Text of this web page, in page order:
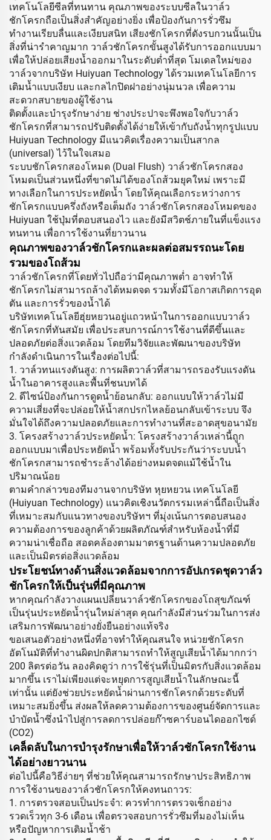
เทคโนโลยีซีลที่ทนทาน คุณภาพของระบบซีลในวาล์ว
ชักโครกถือเป็นสิ่งสำคัญอย่างยิ่ง เพื่อป้องกันการรั่วซึม
ทำงานเรียบลื่นและเงียบสนิท เสียงชักโครกที่ดังรบกวนนั้นเป็น
สิ่งที่น่ารำคาญมาก วาล์วชักโครกขั้นสูงได้รับการออกแบบมา
เพื่อให้ปล่อยเสียงน้ำออกมาในระดับต่ำที่สุด โมเดลใหม่ของ
วาล์วจากบริษัท Huiyuan Technology ได้รวมเทคโนโลยีการ
เติมน้ำแบบเงียบ และกลไกปิดฝาอย่างนุ่มนวล เพื่อความ
สะดวกสบายของผู้ใช้งาน
ติดตั้งและบำรุงรักษาง่าย ช่างประปาจะพึงพอใจกับวาล์ว
ชักโครกที่สามารถปรับติดตั้งได้ง่ายให้เข้ากับถังน้ำทุกรูปแบบ
Huiyuan Technology มีแนวคิดเรื่องความเป็นสากล
(universal) ไว้ในใจเสมอ
ระบบชักโครกสองโหมด (Dual Flush) วาล์วชักโครกสอง
โหมดเป็นส่วนหนึ่งที่ขาดไม่ได้ของโถส้วมยุคใหม่ เพราะมี
ทางเลือกในการประหยัดน้ำ โดยให้คุณเลือกระหว่างการ
ชักโครกแบบครึ่งถังหรือเต็มถัง วาล์วชักโครกสองโหมดของ
Huiyuan ใช้ปุ่มที่ตอบสนองไว และยังมีสวิตช์ภายในที่แข็งแรง
ทนทาน เพื่อการใช้งานที่ยาวนาน
คุณภาพของวาล์วชักโครกและผลต่อสมรรถนะโดย
รวมของโถส้วม
วาล์วชักโครกที่โดยทั่วไปถือว่ามีคุณภาพต่ำ อาจทำให้
ชักโครกไม่สามารถล้างได้หมดจด รวมทั้งมีโอกาสเกิดการอุด
ตัน และการรั่วของน้ำได้
บริษัทเทคโนโลยีฮุ่ยหยวนอยู่แถวหน้าในการออกแบบวาล์ว
ชักโครกที่ทันสมัย เพื่อประสบการณ์การใช้งานที่ดีขึ้นและ
ปลอดภัยต่อสิ่งแวดล้อม โดยทีมวิจัยและพัฒนาของบริษัท
กำลังดำเนินการในเรื่องต่อไปนี้:
1. วาล์วทนแรงดันสูง: การผลิตวาล์วที่สามารถรองรับแรงดัน
น้ำในอาคารสูงและพื้นที่ชนบทได้
2. ดีไซน์ป้องกันการดูดน้ำย้อนกลับ: ออกแบบให้วาล์วไม่มี
ความเสี่ยงที่จะปล่อยให้น้ำสกปรกไหลย้อนกลับเข้าระบบ จึง
มั่นใจได้ถึงความปลอดภัยและการทำงานที่สะอาดสุขอนามัย
3. โครงสร้างวาล์วประหยัดน้ำ: โครงสร้างวาล์วเหล่านี้ถูก
ออกแบบมาเพื่อประหยัดน้ำ พร้อมทั้งรับประกันว่าระบบน้ำ
ชักโครกสามารถชำระล้างได้อย่างหมดจดแม้ใช้น้ำใน
ปริมาณน้อย
ตามคำกล่าวของทีมงานจากบริษัท หุยหยวน เทคโนโลยี
(Huiyuan Technology) แนวคิดเชิงนวัตกรรมเหล่านี้ถือเป็นสิ่ง
ที่เหมาะสมกับแนวทางของบริษัทฯ ที่มุ่งเน้นการตอบสนอง
ความต้องการของลูกค้าด้วยผลิตภัณฑ์สำหรับห้องน้ำที่มี
ความน่าเชื่อถือ สอดคล้องตามมาตรฐานด้านความปลอดภัย
และเป็นมิตรต่อสิ่งแวดล้อม
ประโยชน์ทางด้านสิ่งแวดล้อมจากการอัปเกรดชุดวาล์ว
ชักโครกให้เป็นรุ่นที่มีคุณภาพ
หากคุณกำลังวางแผนเปลี่ยนวาล์วชักโครกของโถสุขภัณฑ์
เป็นรุ่นประหยัดน้ำรุ่นใหม่ล่าสุด คุณกำลังมีส่วนร่วมในการส่ง
เสริมการพัฒนาอย่างยั่งยืนอย่างแท้จริง
ขอเสนอตัวอย่างหนึ่งที่อาจทำให้คุณสนใจ หน่วยชักโครก
อัตโนมัติที่ทำงานผิดปกติสามารถทำให้สูญเสียน้ำได้มากกว่า
200 ลิตรต่อวัน ลองคิดดูว่า การใช้รุ่นที่เป็นมิตรกับสิ่งแวดล้อม
มากขึ้น เราไม่เพียงแต่จะหยุดการสูญเสียน้ำในลักษณะนี้
เท่านั้น แต่ยังช่วยประหยัดน้ำผ่านการชักโครกด้วยระดับที่
เหมาะสมยิ่งขึ้น ส่งผลให้ลดความต้องการของศูนย์จัดการและ
บำบัดน้ำซึ่งนำไปสู่การลดการปล่อยก๊าซคาร์บอนไดออกไซด์
(CO2)
เคล็ดลับในการบำรุงรักษาเพื่อให้วาล์วชักโครกใช้งาน
ได้อย่างยาวนาน
ต่อไปนี้คือวิธีง่ายๆ ที่ช่วยให้คุณสามารถรักษาประสิทธิภาพ
การใช้งานของวาล์วชักโครกให้คงทนถาวร:
1. การตรวจสอบเป็นประจำ: ควรทำการตรวจเช็กอย่าง
รวดเร็วทุก 3-6 เดือน เพื่อตรวจสอบการรั่วซึมที่มองไม่เห็น
หรือปัญหาการเติมน้ำช้า